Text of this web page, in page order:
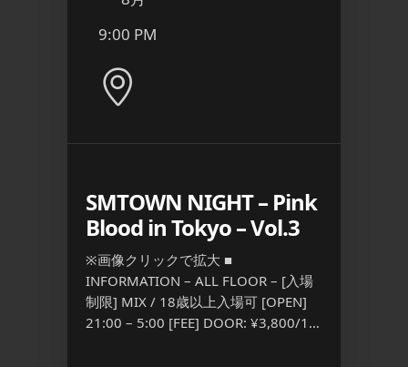
9:00 PM
SMTOWN NIGHT – Pink
Blood in Tokyo – Vol.3
※画像クリックで拡大 ■
INFORMATION – ALL FLOOR – [入場
制限] MIX / 18歳以上入場可 [OPEN]
21:00 – 5:00 [FEE] DOOR: ¥3,800/1D